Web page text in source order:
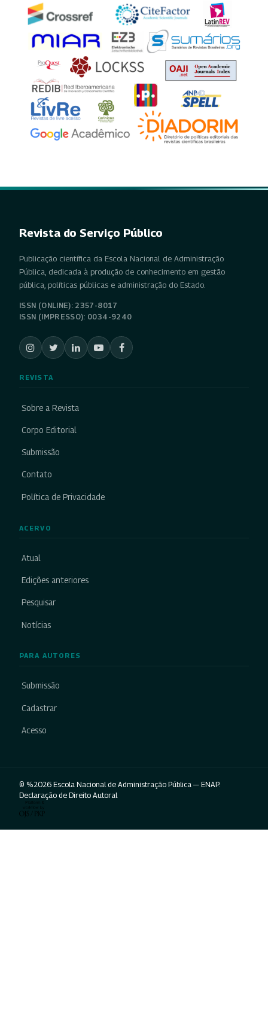
Revista do Serviço Público
Publicação científica da Escola Nacional de Administração
Pública, dedicada à produção de conhecimento em gestão
pública, políticas públicas e administração do Estado.
ISSN (ONLINE): 2357-8017
ISSN (IMPRESSO): 0034-9240
REVISTA
Sobre a Revista
Corpo Editorial
Submissão
Contato
Política de Privacidade
ACERVO
Atual
Edições anteriores
Pesquisar
Notícias
PARA AUTORES
Submissão
Cadastrar
Acesso
© %2026 Escola Nacional de Administração Pública — ENAP.
Declaração de Direito Autoral